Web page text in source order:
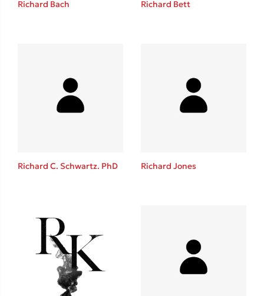
Richard Bach Richard Bett
Richard C. Schwartz. PhD Richard Jones